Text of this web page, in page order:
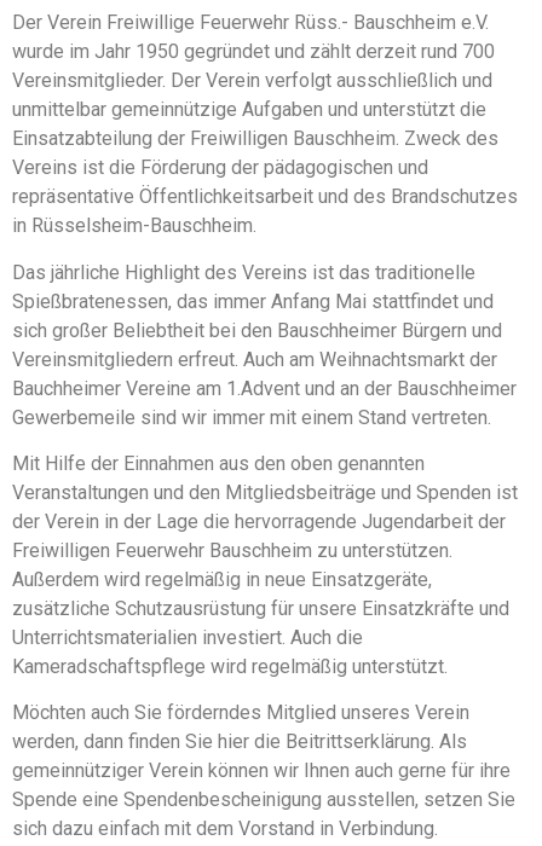
Der Verein Freiwillige Feuerwehr Rüss.- Bauschheim e.V.
wurde im Jahr 1950 gegründet und zählt derzeit rund 700
Vereinsmitglieder. Der Verein verfolgt ausschließlich und
unmittelbar gemeinnützige Aufgaben und unterstützt die
Einsatzabteilung der Freiwilligen Bauschheim. Zweck des
Vereins ist die Förderung der pädagogischen und
repräsentative Öffentlichkeitsarbeit und des Brandschutzes
in Rüsselsheim-Bauschheim.
Das jährliche Highlight des Vereins ist das traditionelle
Spießbratenessen, das immer Anfang Mai stattfindet und
sich großer Beliebtheit bei den Bauschheimer Bürgern und
Vereinsmitgliedern erfreut. Auch am Weihnachtsmarkt der
Bauchheimer Vereine am 1.Advent und an der Bauschheimer
Gewerbemeile sind wir immer mit einem Stand vertreten.
Mit Hilfe der Einnahmen aus den oben genannten
Veranstaltungen und den Mitgliedsbeiträge und Spenden ist
der Verein in der Lage die hervorragende Jugendarbeit der
Freiwilligen Feuerwehr Bauschheim zu unterstützen.
Außerdem wird regelmäßig in neue Einsatzgeräte,
zusätzliche Schutzausrüstung für unsere Einsatzkräfte und
Unterrichtsmaterialien investiert. Auch die
Kameradschaftspflege wird regelmäßig unterstützt.
Möchten auch Sie förderndes Mitglied unseres Verein
werden, dann finden Sie hier die Beitrittserklärung. Als
gemeinnütziger Verein können wir Ihnen auch gerne für ihre
Spende eine Spendenbescheinigung ausstellen, setzen Sie
sich dazu einfach mit dem Vorstand in Verbindung.